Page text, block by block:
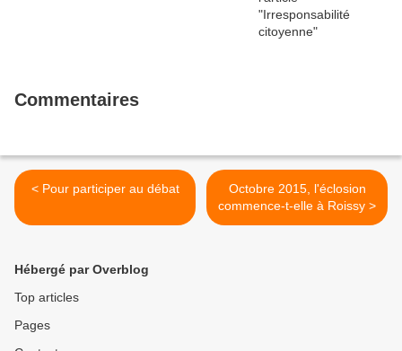
Commentaires
< Pour participer au débat
Octobre 2015, l'éclosion
commence-t-elle à Roissy >
Hébergé par Overblog
Top articles
Pages